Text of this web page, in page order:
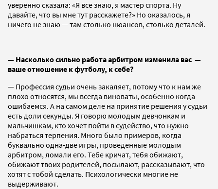
уверенно сказала: «Я все знаю, я мастер спорта. Ну
давайте, что вы мне тут расскажете?» Но оказалось, я
ничего не знаю — там столько нюансов, столько деталей.
— Насколько сильно работа арбитром изменила вас —
ваше отношение к футболу, к себе?
— Профессия судьи очень закаляет, потому что к нам же
плохо относятся, мы всегда виноваты, особенно когда
ошибаемся. А на самом деле на принятие решения у судьи
есть доли секунды. Я говорю молодым девчонкам и
мальчишкам, кто хочет пойти в судейство, что нужно
набраться терпения. Много было примеров, когда
буквально одна-две игры, проведенные молодым
арбитром, ломали его. Тебе кричат, тебя обижают,
обижают твоих родителей, посылают, рассказывают, что
хотят с тобой сделать. Психологически многие не
выдерживают.